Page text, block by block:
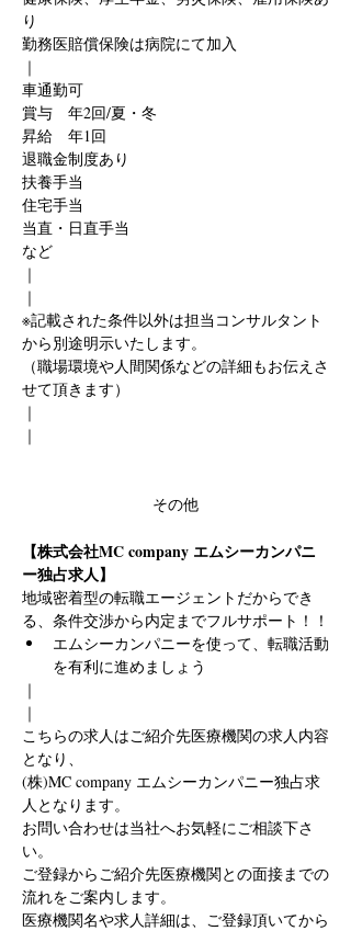
り
勤務医賠償保険は病院にて加入
｜
車通勤可
賞与　年2回/夏・冬
昇給　年1回
退職金制度あり
扶養手当
住宅手当
当直・日直手当
など
｜
｜
※記載された条件以外は担当コンサルタント
から別途明示いたします。
（職場環境や人間関係などの詳細もお伝えさ
せて頂きます）
｜
｜
その他
【株式会社MC company エムシーカンパニ
ー独占求人】
地域密着型の転職エージェントだからでき
る、条件交渉から内定までフルサポート！！
エムシーカンパニーを使って、転職活動
を有利に進めましょう
｜
｜
こちらの求人はご紹介先医療機関の求人内容
となり、
(株)MC company エムシーカンパニー独占求
人となります。
お問い合わせは当社へお気軽にご相談下さ
い。
ご登録からご紹介先医療機関との面接までの
流れをご案内します。
医療機関名や求人詳細は、ご登録頂いてから